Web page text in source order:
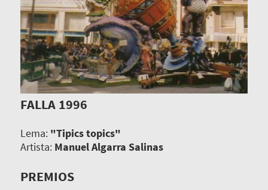
FALLA 1996
Lema: "Tipics topics"
Artista: Manuel Algarra Salinas
PREMIOS